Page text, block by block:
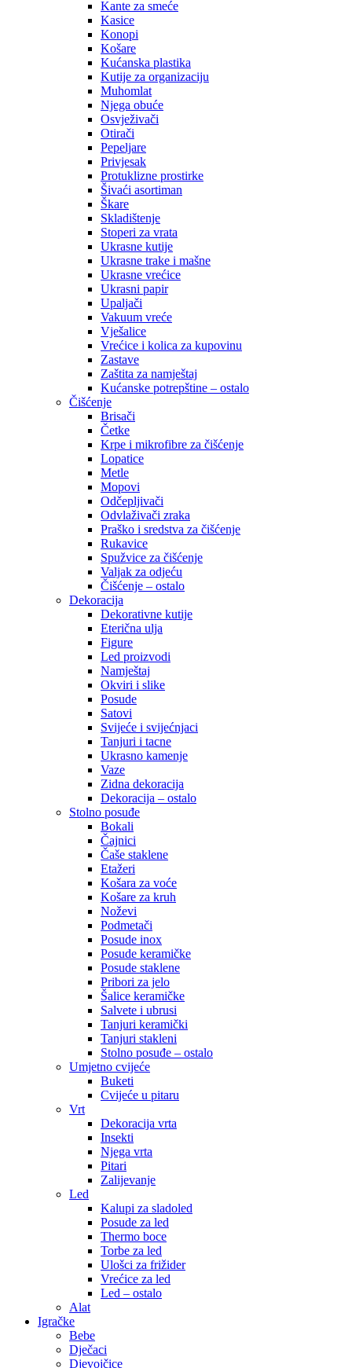
Kante za smeće
Kasice
Konopi
Košare
Kućanska plastika
Kutije za organizaciju
Muhomlat
Njega obuće
Osvježivači
Otirači
Pepeljare
Privjesak
Protuklizne prostirke
Šivaći asortiman
Škare
Skladištenje
Stoperi za vrata
Ukrasne kutije
Ukrasne trake i mašne
Ukrasne vrećice
Ukrasni papir
Upaljači
Vakuum vreće
Vješalice
Vrećice i kolica za kupovinu
Zastave
Zaštita za namještaj
Kućanske potrepštine – ostalo
Čišćenje
Brisači
Četke
Krpe i mikrofibre za čišćenje
Lopatice
Metle
Mopovi
Odčepljivači
Odvlaživači zraka
Praško i sredstva za čišćenje
Rukavice
Spužvice za čišćenje
Valjak za odjeću
Čišćenje – ostalo
Dekoracija
Dekorativne kutije
Eterična ulja
Figure
Led proizvodi
Namještaj
Okviri i slike
Posude
Satovi
Svijeće i svijećnjaci
Tanjuri i tacne
Ukrasno kamenje
Vaze
Zidna dekoracija
Dekoracija – ostalo
Stolno posuđe
Bokali
Čajnici
Čaše staklene
Etažeri
Košara za voće
Košare za kruh
Noževi
Podmetači
Posude inox
Posude keramičke
Posude staklene
Pribori za jelo
Šalice keramičke
Salvete i ubrusi
Tanjuri keramički
Tanjuri stakleni
Stolno posuđe – ostalo
Umjetno cvijeće
Buketi
Cvijeće u pitaru
Vrt
Dekoracija vrta
Insekti
Njega vrta
Pitari
Zalijevanje
Led
Kalupi za sladoled
Posude za led
Thermo boce
Torbe za led
Ulošci za frižider
Vrećice za led
Led – ostalo
Alat
Igračke
Bebe
Dječaci
Djevojčice